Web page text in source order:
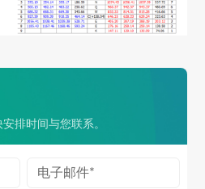
排时间与您联系。